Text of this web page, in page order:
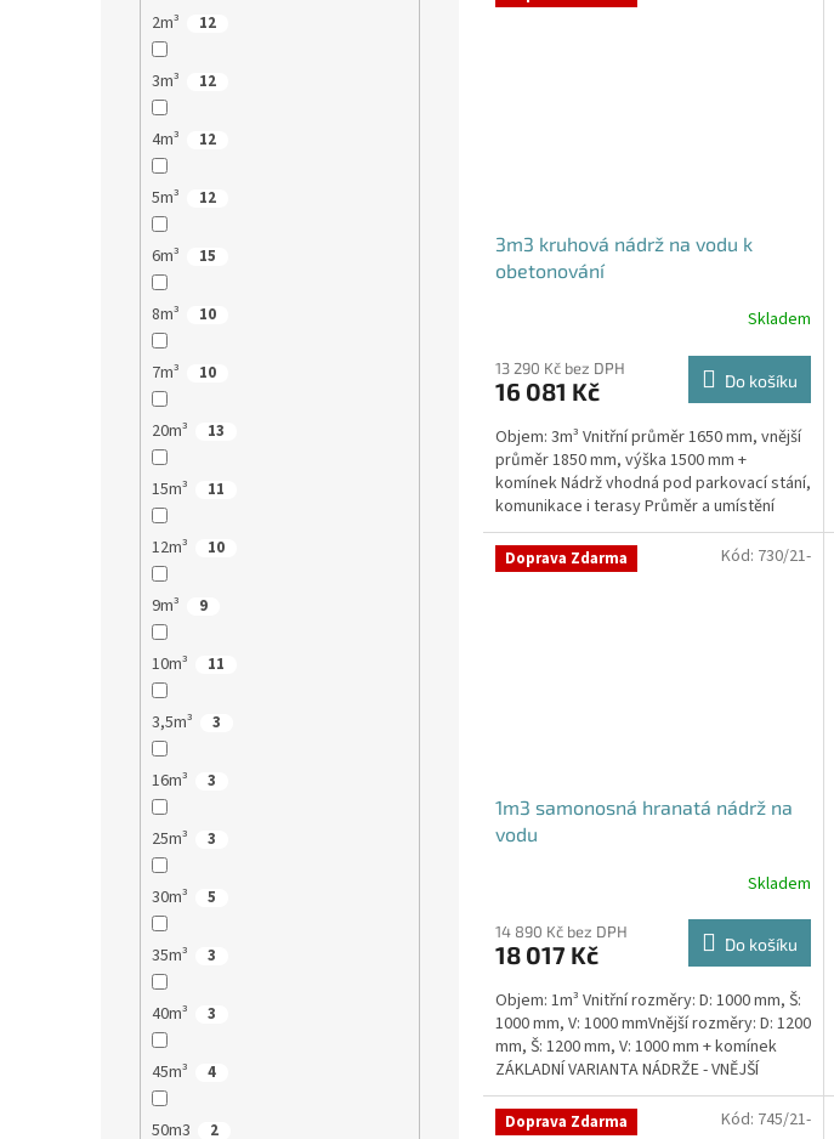
2m³ 12
3m³ 12
4m³ 12
5m³ 12
6m³ 15
8m³ 10
7m³ 10
20m³ 13
15m³ 11
12m³ 10
9m³ 9
10m³ 11
3,5m³ 3
16m³ 3
25m³ 3
30m³ 5
35m³ 3
40m³ 3
45m³ 4
50m3 2
3m3 kruhová nádrž na vodu k
obetonování
Skladem
13 290 Kč bez DPH
16 081 Kč Do košíku
Objem: 3m³ Vnitřní průměr 1650 mm, vnější
průměr 1850 mm, výška 1500 mm +
komínek Nádrž vhodná pod parkovací stání,
komunikace i terasy Průměr a umístění
přítoku/ů, odtoku/ů...
Doprava Zdarma
1m3 samonosná hranatá nádrž na
vodu
produktu
je
z
5
hvězdiček.
Skladem
14 890 Kč bez DPH
18 017 Kč Do košíku
Objem: 1m³ Vnitřní rozměry: D: 1000 mm, Š:
1000 mm, V: 1000 mmVnější rozměry: D: 1200
mm, Š: 1200 mm, V: 1000 mm + komínek
ZÁKLADNÍ VARIANTA NÁDRŽE - VNĚJŠÍ
VYSTUŽENÍ. NA PŘÁNÍ...
Kód: 730/21-
Doprava Zdarma Kód: 745/21-